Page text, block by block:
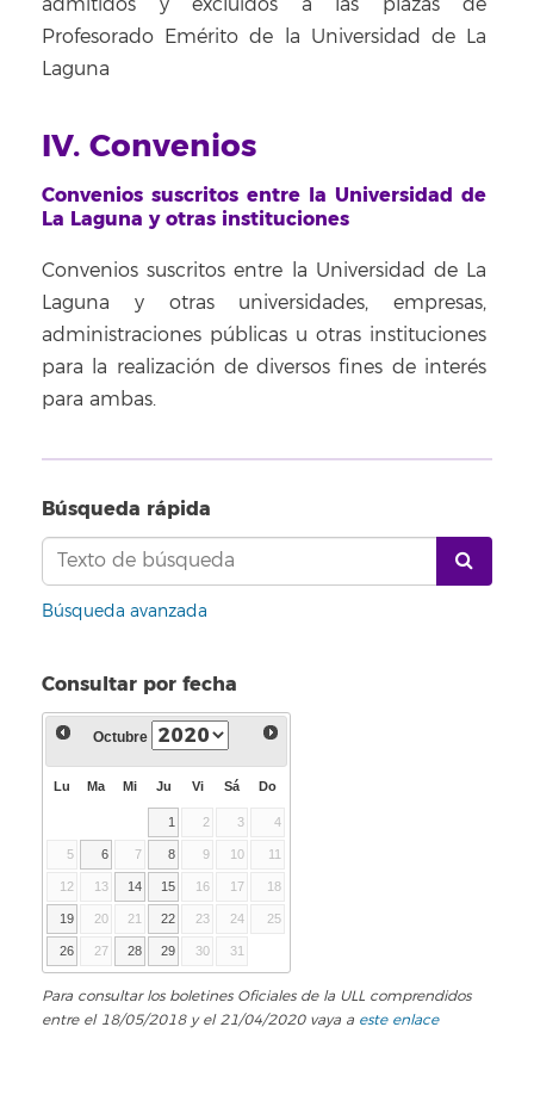
admitidos y excluidos a las plazas de
Profesorado Emérito de la Universidad de La
Laguna
IV. Convenios
Convenios suscritos entre la Universidad de
La Laguna y otras instituciones
Convenios suscritos entre la Universidad de La
Laguna y otras universidades, empresas,
administraciones públicas u otras instituciones
para la realización de diversos fines de interés
para ambas.
Búsqueda rápida
Búsqueda avanzada
Consultar por fecha
Octubre
Lu Ma Mi Ju Vi Sá Do
1 2 3 4
5 6 7 8 9 10 11
12 13 14 15 16 17 18
19 20 21 22 23 24 25
26 27 28 29 30 31
Para consultar los boletines Oficiales de la ULL comprendidos
entre el 18/05/2018 y el 21/04/2020 vaya a este enlace